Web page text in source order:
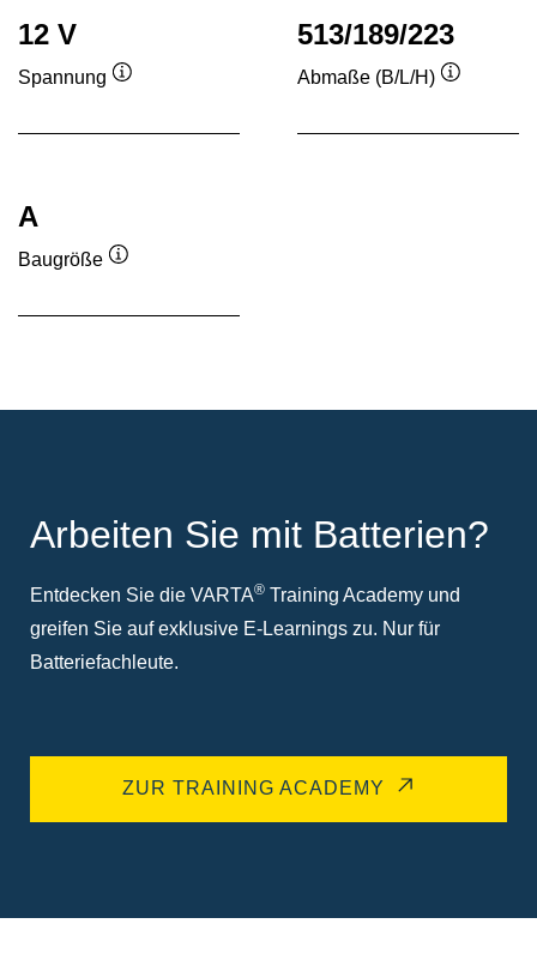
12 V
Spannung
513/189/223
Abmaße (B/L/H)
A
Baugröße
Arbeiten Sie mit Batterien?
Entdecken Sie die VARTA® Training Academy und
greifen Sie auf exklusive E-Learnings zu. Nur für
Batteriefachleute.
ZUR TRAINING ACADEMY